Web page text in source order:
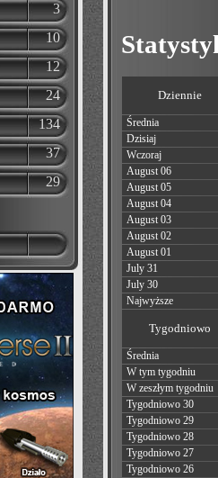
3
10
12
24
134
37
29
Dziennie
Średnia
Dzisiaj
Wczoraj
August 06
August 05
August 04
August 03
August 02
August 01
July 31
July 30
Najwyższe
Tygodniowo
Średnia
W tym tygodniu
W zeszłym tygodniu
Tygodniowo 30
Tygodniowo 29
Tygodniowo 28
Tygodniowo 27
Tygodniowo 26